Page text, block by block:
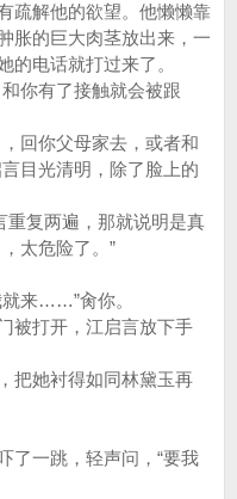
解他的欲望。他懒懒靠
胀的巨大肉茎放出来，一
的电话就打过来了。
你有了接触就会被跟
回你父母家去，或者和
目光清明，除了脸上的
复两遍，那就说明是真
太危险了。”
来……”肏你。
打开，江启言放下手
她衬得如同林黛玉再
一跳，轻声问，“要我